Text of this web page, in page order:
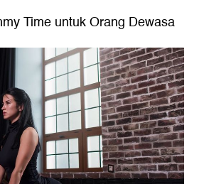
Time untuk Orang Dewasa